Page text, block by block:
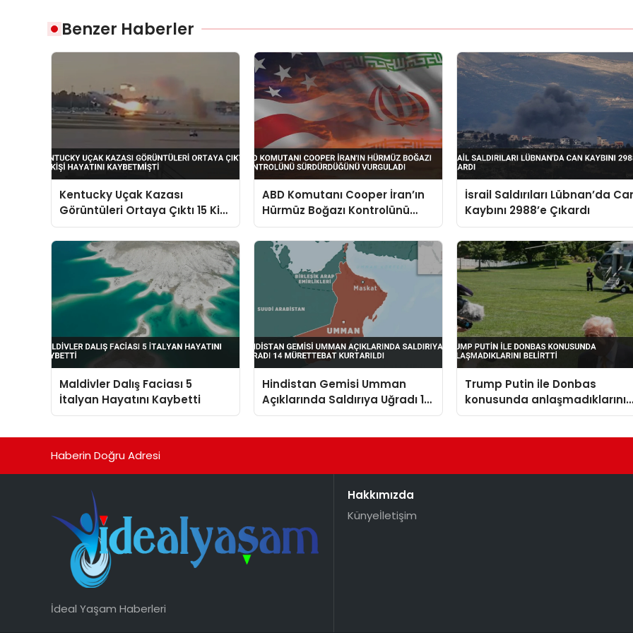
Benzer Haberler
Kentucky Uçak Kazası
Görüntüleri Ortaya Çıktı 15 Kişi
Hayatını Kaybetmişti
ABD Komutanı Cooper İran’ın
Hürmüz Boğazı Kontrolünü
Sürdürdüğünü Vurguladı
İsrail Saldırıları Lübnan’da
Kaybını 2988’e Çıkardı
Maldivler Dalış Faciası 5
İtalyan Hayatını Kaybetti
Hindistan Gemisi Umman
Açıklarında Saldırıya Uğradı 14
Mürettebat Kurtarıldı
Trump Putin ile Donbas
konusunda anlaşmadıklarını
belirtti
Haberin Doğru Adresi
İdeal Yaşam Haberleri
Hakkımızda
Künyeİletişim